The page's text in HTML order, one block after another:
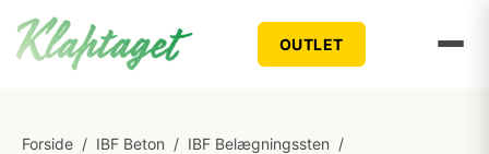
OUTLET
Forside / IBF Beton / IBF Belægningssten /